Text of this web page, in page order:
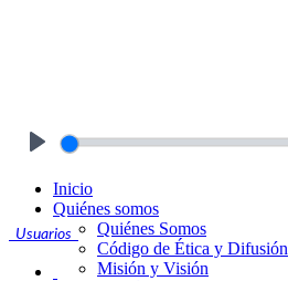
Usuarios
Inicio
Quiénes somos
Quiénes Somos
Código de Ética y Difusión
Misión y Visión